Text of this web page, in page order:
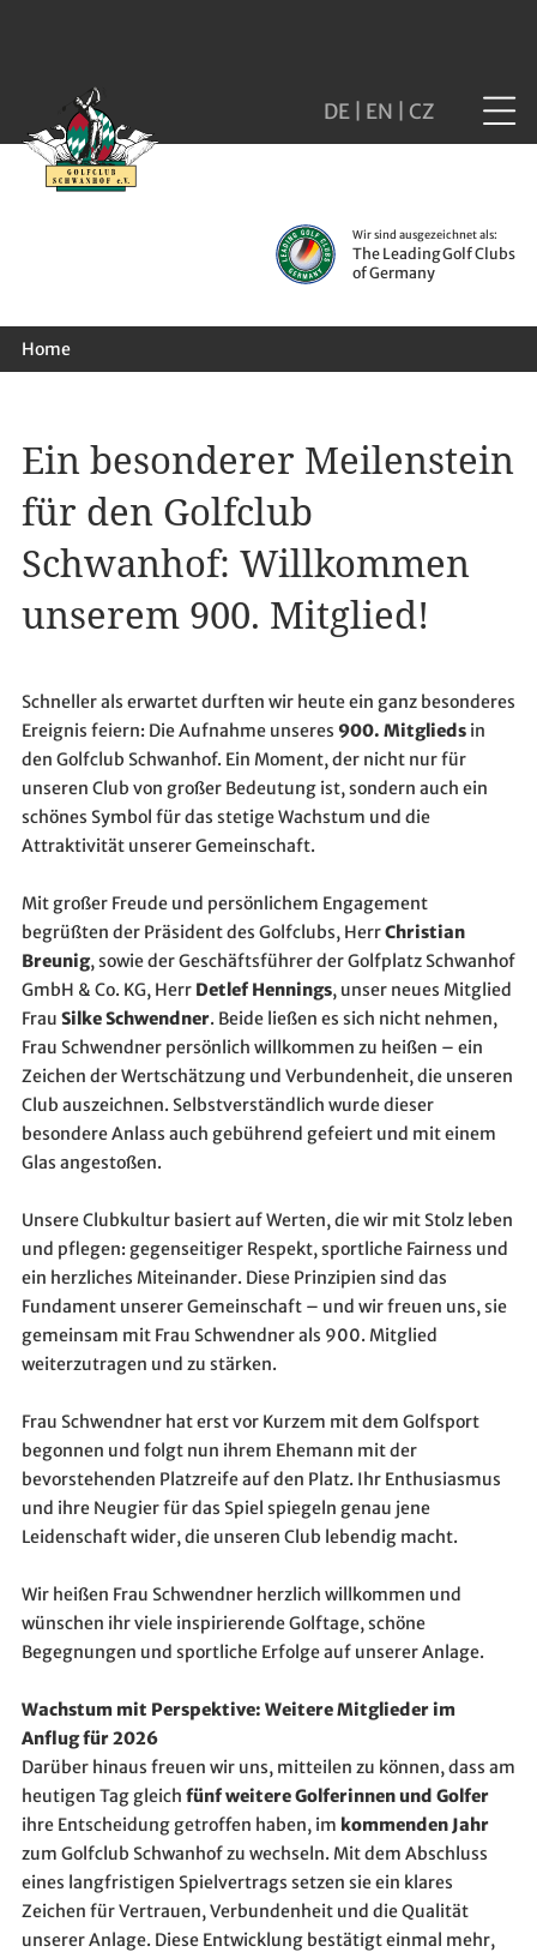
DE EN CZ
Wir sind ausgezeichnet als:
The Leading Golf Clubs
of Germany
Home
Ein besonderer Meilenstein
für den Golfclub
Schwanhof: Willkommen
unserem 900. Mitglied!
Schneller als erwartet durften wir heute ein ganz besonderes
Ereignis feiern: Die Aufnahme unseres 900. Mitgliedsin
den Golfclub Schwanhof. Ein Moment, der nicht nur für
unseren Club von großer Bedeutung ist, sondern auch ein
schönes Symbol für das stetige Wachstum und die
Attraktivität unserer Gemeinschaft.
Mit großer Freude und persönlichem Engagement
begrüßten der Präsident des Golfclubs, HerrChristian
Breunig, sowie der Geschäftsführer der Golfplatz Schwanhof
GmbH & Co. KG, Herr Detlef Hennings, unser neues Mitglied
Frau Silke Schwendner. Beide ließen es sich nicht nehmen,
Frau Schwendner persönlich willkommen zu heißen – ein
Zeichen der Wertschätzung und Verbundenheit, die unseren
Club auszeichnen. Selbstverständlich wurde dieser
besondere Anlass auch gebührend gefeiert und mit einem
Glas angestoßen.
Unsere Clubkultur basiert auf Werten, die wir mit Stolz leben
und pflegen: gegenseitiger Respekt, sportliche Fairness und
ein herzliches Miteinander. Diese Prinzipien sind das
Fundament unserer Gemeinschaft – und wir freuen uns, sie
gemeinsam mit Frau Schwendner als 900. Mitglied
weiterzutragen und zu stärken.
Frau Schwendner hat erst vor Kurzem mit dem Golfsport
begonnen und folgt nun ihrem Ehemann mit der
bevorstehenden Platzreife auf den Platz. Ihr Enthusiasmus
und ihre Neugier für das Spiel spiegeln genau jene
Leidenschaft wider, die unseren Club lebendig macht.
Wir heißen Frau Schwendner herzlich willkommen und
wünschen ihr viele inspirierende Golftage, schöne
Begegnungen und sportliche Erfolge auf unserer Anlage.
Wachstum mit Perspektive: Weitere Mitglieder im
Anflug für 2026
Darüber hinaus freuen wir uns, mitteilen zu können, dass am
heutigen Tag gleich fünf weitere Golferinnen und Golfer
ihre Entscheidung getroffen haben, im kommenden Jahr
zum Golfclub Schwanhof zu wechseln. Mit dem Abschluss
eines langfristigen Spielvertrags setzen sie ein klares
Zeichen für Vertrauen, Verbundenheit und die Qualität
unserer Anlage. Diese Entwicklung bestätigt einmal mehr,